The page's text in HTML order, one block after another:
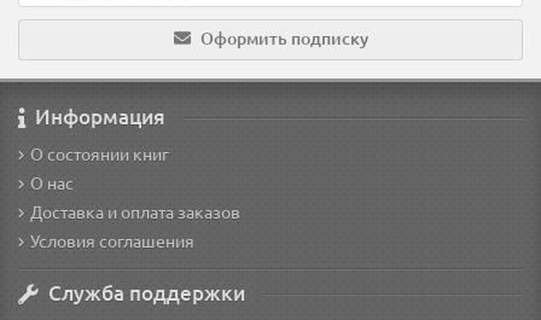
Оформить подписку
Информация
О состоянии книг
О нас
Доставка и оплата заказов
Условия соглашения
Служба поддержки